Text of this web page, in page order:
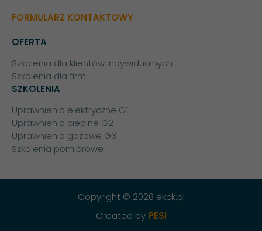
FORMULARZ KONTAKTOWY
OFERTA
Szkolenia dla klientów indywidualnych
Szkolenia dla firm
SZKOLENIA
Uprawnienia elektryczne G1
Uprawnienia cieplne G2
Uprawnienia gazowe G3
Szkolenia pomiarowe
Copyright © 2026 ekck.pl
Created by PESI